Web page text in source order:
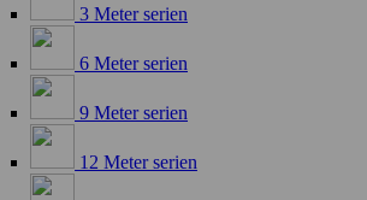
3 Meter serien
6 Meter serien
9 Meter serien
12 Meter serien